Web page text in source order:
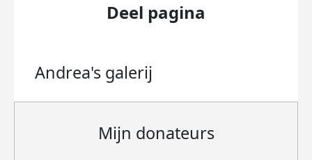
Deel pagina
Andrea's galerij
Mijn donateurs